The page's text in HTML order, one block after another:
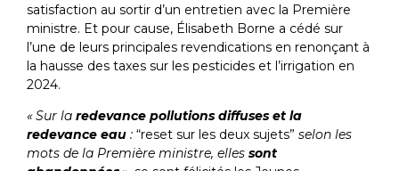
satisfaction au sortir d’un entretien avec la Première
ministre. Et pour cause, Élisabeth Borne a cédé sur
l’une de leurs principales revendications en renonçant à
la hausse des taxes sur les pesticides et l’irrigation en
2024.
«Sur la redevance pollutions diffuses et la
redevance eau : “reset sur les deux sujets” selon les
mots de la Première ministre, elles sont